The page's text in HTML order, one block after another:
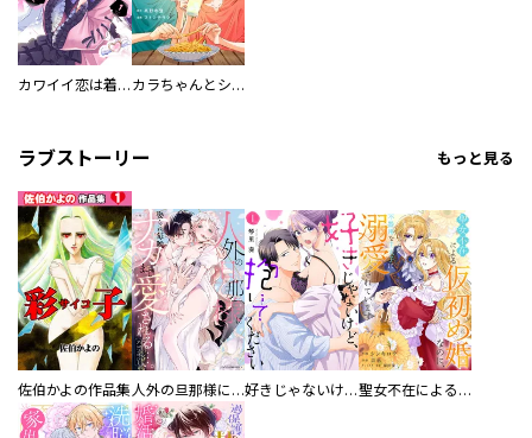
カワイイ恋は着飾らない カラちゃんとシトーさんと、 【分冊版】
ラブストーリー もっと見る
佐伯かよの作品集 人外の旦那様に娶られ毎晩ナカまで愛される…。アンソロジー 好きじゃないけど、抱いてください【電子単行本版／特典おまけ付き】 聖女不在による仮初め婚なのに、不器用な王太子に溺愛されています【電子単行本版／特典おまけ付き】